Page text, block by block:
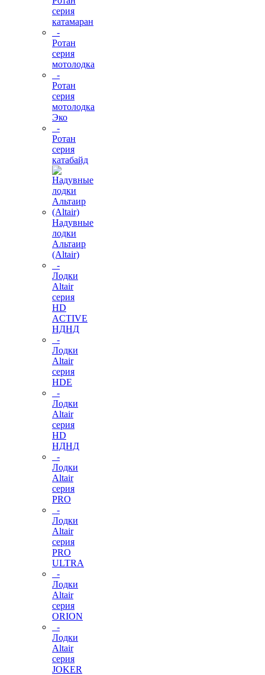
серия
катамаран
-
Ротан
серия
мотолодка
-
Ротан
серия
мотолодка
Эко
-
Ротан
серия
катабайд
Надувные
лодки
Альтаир
(Altair)
-
Лодки
Altair
серия
HD
ACTIVE
НДНД
-
Лодки
Altair
серия
HDE
-
Лодки
Altair
серия
HD
НДНД
-
Лодки
Altair
серия
PRO
-
Лодки
Altair
серия
PRO
ULTRA
-
Лодки
Altair
серия
ORION
-
Лодки
Altair
серия
JOKER